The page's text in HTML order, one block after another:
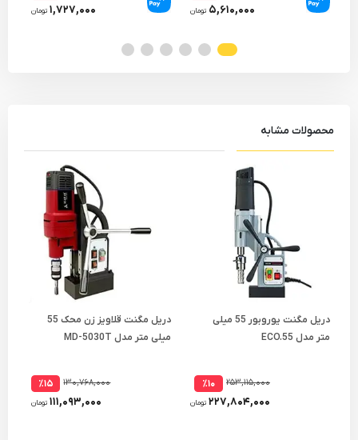
۵,۶۱۰,۰۰۰ تومان ۱,۷۲۷,۰۰۰ تومان
محصولات مشابه
دریل مگنت یوروبور 55 میلی
متر مدل ECO.55
۲۵۳,۱۱۵,۰۰۰ ٪۱۰
۲۲۷,۸۰۴,۰۰۰ تومان
دریل مگنت قلاویز زن محک 55
میلی متر مدل MD-5030T
۱۳۰,۷۶۸,۰۰۰ ٪۱۵
۱۱۱,۰۹۳,۰۰۰ تومان